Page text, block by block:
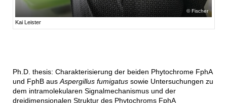
Fischer
Kai Leister
Ph.D. thesis: Charakterisierung der beiden Phytochrome FphA
und FphB aus Aspergillus fumigatussowie Untersuchungen zu
dem intramolekularen Signalmechanismus und der
dreidimensionalen Struktur des Phytochroms FphA